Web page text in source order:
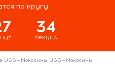
по кругу
33
секунд
UGG— Мокасины UGG— Мокасины